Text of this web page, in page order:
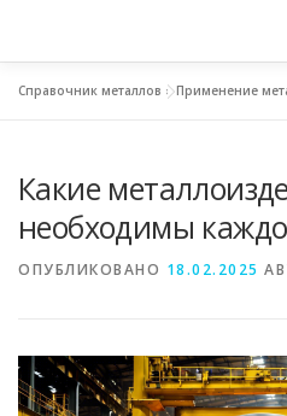
МЕТАЛЛЫ И ОКРУЖАЮЩАЯ
СВОЙСТВА МЕТАЛЛОВ
Справочник металлов »Применение
Какие
необходимы
ОПУБЛИКОВАНО 18.02.2025